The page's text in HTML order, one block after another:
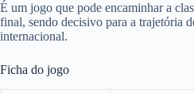
É um jogo que pode encaminhar a
final, sendo decisivo para a trajetória
internacional.
Ficha do jogo